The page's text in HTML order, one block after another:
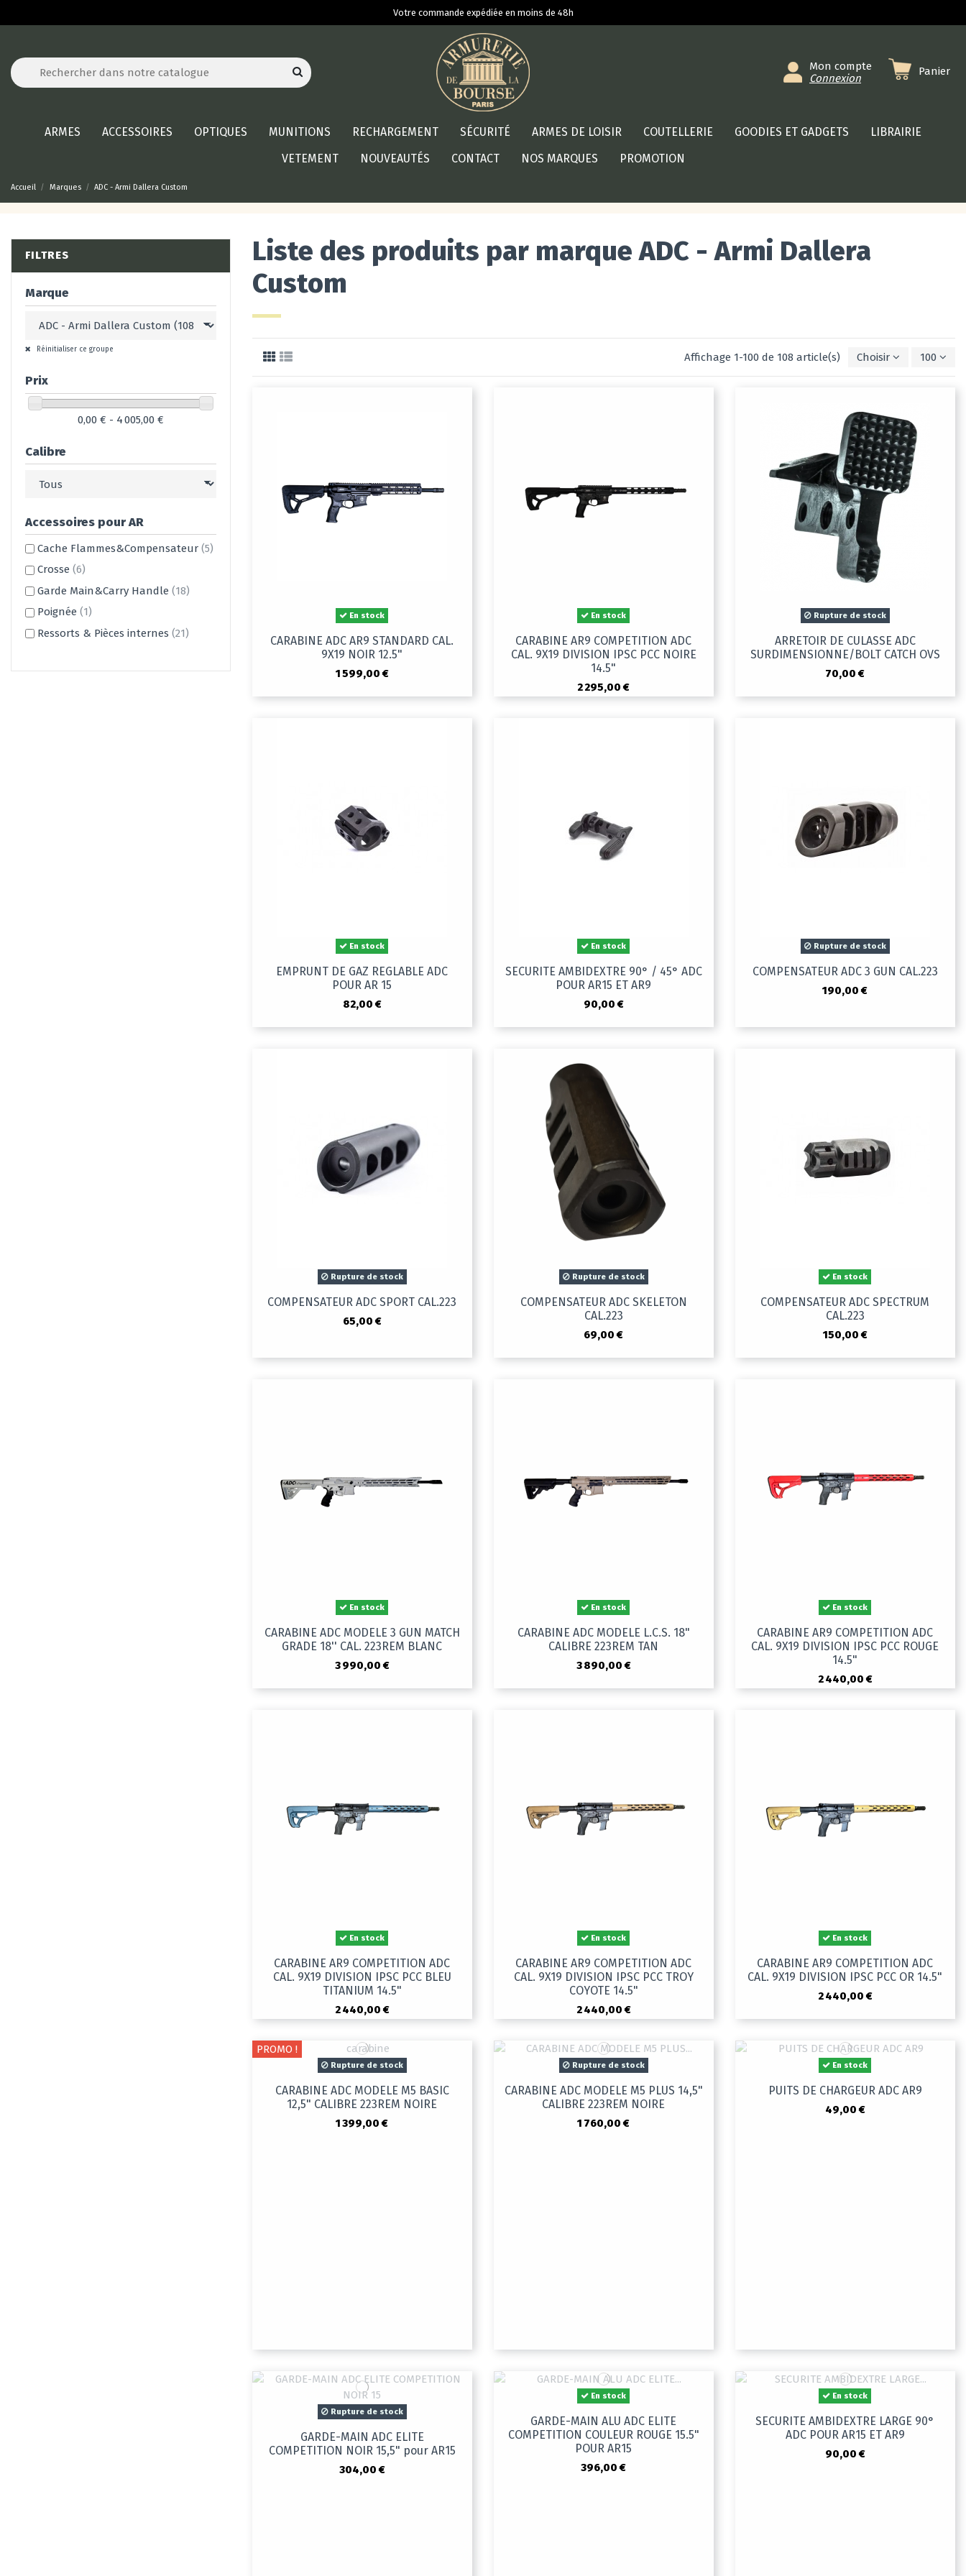
Votre commande expédiée en moins de 48h
Mon compte
Connexion
Panier
ARMES ACCESSOIRES OPTIQUES MUNITIONS RECHARGEMENT SÉCURITÉ ARMES DE LOISIR COUTELLERIE GOODIES ET GADGETS
LIBRAIRIE
VETEMENT
NOUVEAUTÉS CONTACT NOS MARQUES PROMOTION
Accueil Marques ADC - Armi Dallera Custom
Liste des produits par marque ADC - Armi Dallera
Custom
Affichage 1-100 de 108 article(s) Choisir 100
En stock
CARABINE ADC AR9 STANDARD CAL.
9X19 NOIR 12.5"
1 599,00 €
En stock
CARABINE AR9 COMPETITION ADC
CAL. 9X19 DIVISION IPSC PCC NOIRE
14.5"
2 295,00 €
Rupture de stock
ARRETOIR DE CULASSE ADC
SURDIMENSIONNE/BOLT CATCH OVS
70,00 €
En stock
EMPRUNT DE GAZ REGLABLE ADC
POUR AR 15
82,00 €
En stock
SECURITE AMBIDEXTRE 90° / 45° ADC
POUR AR15 ET AR9
90,00 €
Rupture de stock
COMPENSATEUR ADC 3 GUN CAL.223
190,00 €
Rupture de stock
COMPENSATEUR ADC SPORT CAL.223
65,00 €
Rupture de stock
COMPENSATEUR ADC SKELETON
CAL.223
69,00 €
En stock
COMPENSATEUR ADC SPECTRUM
CAL.223
150,00 €
En stock
CARABINE ADC MODELE 3 GUN MATCH
GRADE 18'' CAL. 223REM BLANC
3 990,00 €
En stock
CARABINE ADC MODELE L.C.S. 18"
CALIBRE 223REM TAN
3 890,00 €
En stock
CARABINE AR9 COMPETITION ADC
CAL. 9X19 DIVISION IPSC PCC ROUGE
14.5"
2 440,00 €
En stock
CARABINE AR9 COMPETITION ADC
CAL. 9X19 DIVISION IPSC PCC BLEU
TITANIUM 14.5"
2 440,00 €
En stock
CARABINE AR9 COMPETITION ADC
CAL. 9X19 DIVISION IPSC PCC TROY
COYOTE 14.5"
2 440,00 €
En stock
CARABINE AR9 COMPETITION ADC
CAL. 9X19 DIVISION IPSC PCC OR 14.5"
2 440,00 €
PROMO !
Rupture de stock
CARABINE ADC MODELE M5 BASIC
12,5" CALIBRE 223REM NOIRE
1 399,00 €
Rupture de stock
CARABINE ADC MODELE M5 PLUS 14,5"
CALIBRE 223REM NOIRE
1 760,00 €
En stock
PUITS DE CHARGEUR ADC AR9
49,00 €
Rupture de stock
GARDE-MAIN ADC ELITE
COMPETITION NOIR 15,5" pour AR15
304,00 €
En stock
GARDE-MAIN ALU ADC ELITE
COMPETITION COULEUR ROUGE 15.5"
POUR AR15
396,00 €
En stock
SECURITE AMBIDEXTRE LARGE 90°
ADC POUR AR15 ET AR9
90,00 €
FILTRES
Marque
Réinitialiser ce groupe
Prix
0,00 € - 4 005,00 €
Calibre
Accessoires pour AR
Cache Flammes&Compensateur (5)
Crosse (6)
Garde Main&Carry Handle (18)
Poignée (1)
Ressorts & Pièces internes (21)